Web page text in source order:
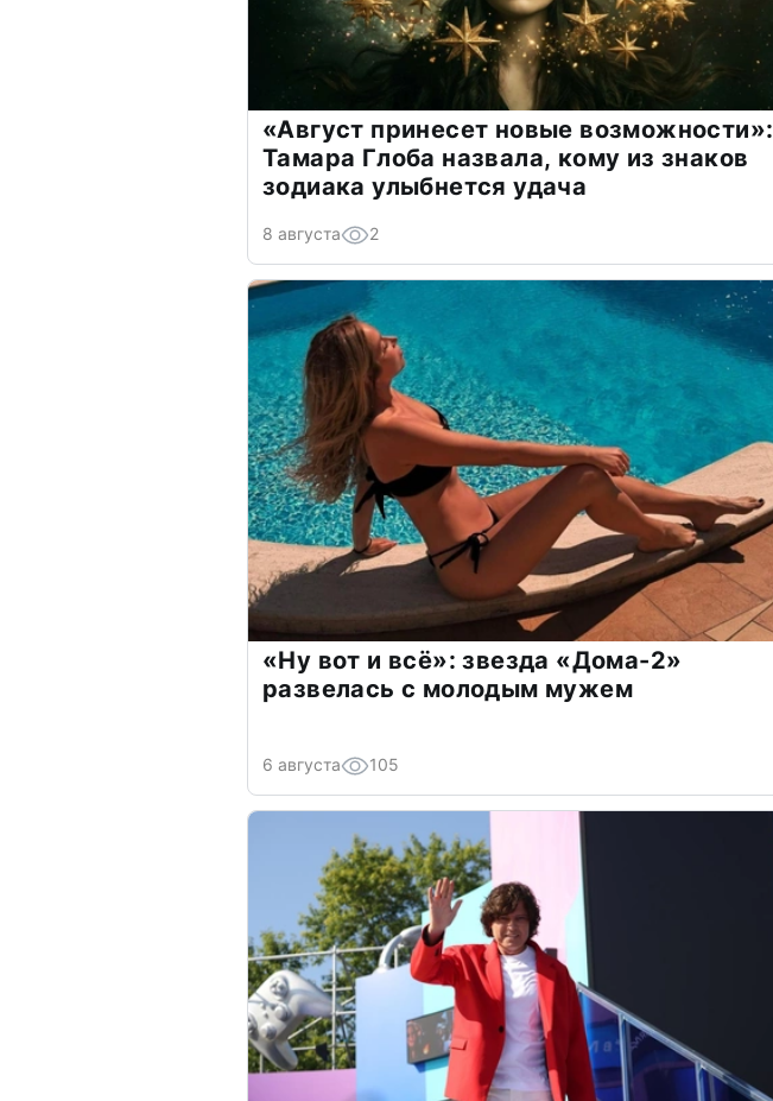
«Август принесет новые возможности»:
Тамара Глоба назвала, кому из знаков
зодиака улыбнется удача
8 августа 2
«Ну вот и всё»: звезда «Дома-2»
развелась с молодым мужем
6 августа 105